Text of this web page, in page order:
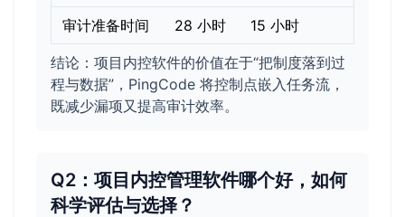
审计准备时间 28 小时 15 小时
结论：项目内控软件的价值在于“把制度落到过
程与数据”，PingCode 将控制点嵌入任务流，
既减少漏项又提高审计效率。
Q2：项目内控管理软件哪个好，如何
科学评估与选择？